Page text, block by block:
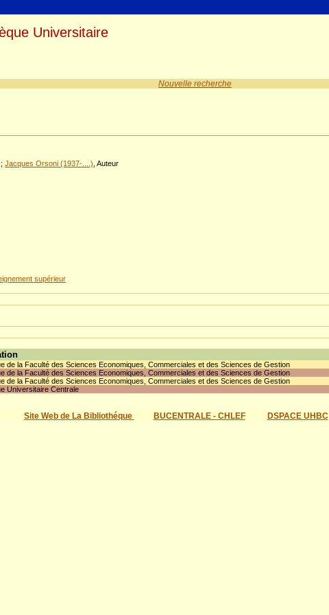
Nouvelle recherche
;Jacques Orsoni (1937-....) , Auteur
supérieur
de la Faculté des Sciences Economiques, Commerciales et des Sciences de Gestion
de la Faculté des Sciences Economiques, Commerciales et des Sciences de Gestion
de la Faculté des Sciences Economiques, Commerciales et des Sciences de Gestion
Universitaire Centrale
Site Web de La Bibliothéque BUCENTRALE - CHLEF DSPACE UHBC
Universitaire